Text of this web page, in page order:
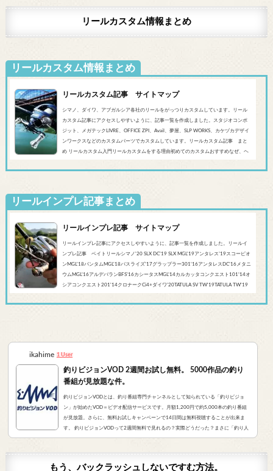
リールカスタム情報まとめ
リールカスタム情報まとめ
リールカスタム記事 サイトマップ
シマノ、ダイワ、アブガルシア各社のリールをがっつりカスタムしています。リール
カスタム記事にアクセスしやすいように、記事一覧を作成しました。スタジオコンポ
ジット、メガテックLIVRE、OFFICE ZPI、Avail、夢屋、SLP WORKS、カケヅカデザイ
ンワークスなどのカスタムパーツでカスタムしています。リールカスタム記事 まと
め リールカスタム入門リールカスタムをする理由初めてのカスタムおすすめなぜ、ヘ
スMGL’19スコーピオンMGL&#0...
リールインプレ記事まとめ
リールインプレ記事 サイトマップ
リールインプレ記事にアクセスしやすいように、記事一覧を作成しました。リールイ
ンプレ記事 ベイトリールシマノ'20 SLX DC’19 SLX MGL'19アンタレス’19スコーピオ
ンMGL'18バンタムMGL'18バスライズ’17グラップラー301‘16アンタレスDC’16メタニ
ウムMGL’16アルデバランBFS’16カシータスMGL’14カルカッタコンクエスト101’14オ
シアコンクエスト201'14クロナークCi4+ダイワ’20TATULA SV TW'19TATULA TW'19
ガルシア’...
ikahime 1 User
釣りビジョンVOD 2週間お試し無料。 5000作品の釣り
番組が見放題な件。
釣りビジョンVODとは、釣り番組専門チャンネルとして知られている「釣りビジョ
ン」が始めたVOD＝ビデオ配信サービスです。月額1,200円で約5,000本の釣り番組
が見放題。さらに、無料お試しキャンペーンで14日間は無料視聴することが出来ま
す。 釣りビジョンVODって2週間無料で見れるの？実際どうだった？まさに「釣り人
が求めていたVOD」でした。実際にサービスを申し込んだので、レビューをお伝えし
もう、バックラッシュしないですむ方法。